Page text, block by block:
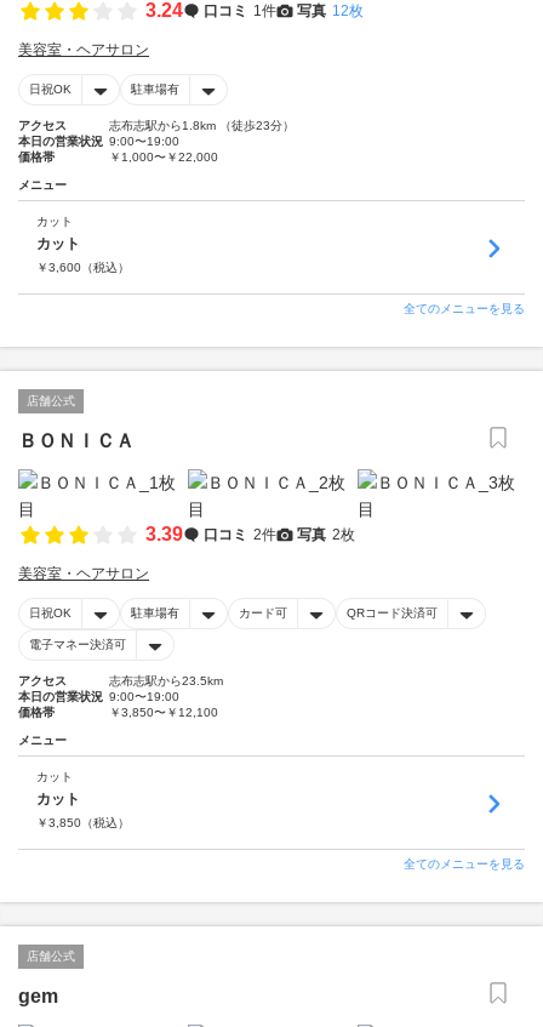
3.24 口コミ 1件 写真 12枚
美容室・ヘアサロン
日祝OK 駐車場有
アクセス
志布志駅から1.8km （徒歩23分）
本日の営業状況 9:00〜19:00
価格帯
￥1,000〜￥22,000
メニュー
カット
カット
￥3,600 （税込）
全てのメニューを見る
店舗公式
ＢＯＮＩＣＡ
3.39 口コミ 2件 写真 2枚
美容室・ヘアサロン
日祝OK 駐車場有 カード可 QRコード決済可
電子マネー決済可
アクセス
志布志駅から23.5km
本日の営業状況 9:00〜19:00
価格帯
￥3,850〜￥12,100
メニュー
カット
カット
￥3,850 （税込）
全てのメニューを見る
店舗公式
gem